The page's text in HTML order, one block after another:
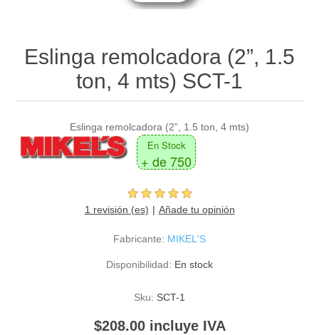
Eslinga remolcadora (2”, 1.5
ton, 4 mts) SCT-1
Eslinga remolcadora (2”, 1.5 ton, 4 mts)
En Stock
+ de 750
1 revisión (es) Añade tu opinión
Fabricante: MIKEL'S
Disponibilidad: En stock
Sku: SCT-1
$208.00 incluye IVA